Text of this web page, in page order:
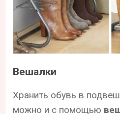
Вешалки
Хранить обувь в
можно и с помощью